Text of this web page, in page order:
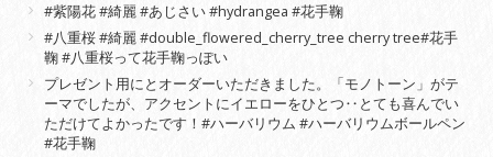
#紫陽花 #綺麗 #あじさい #hydrangea #花手鞠
#八重桜 #綺麗 #double_flowered_cherry_tree cherry tree#花手
鞠 #八重桜って花手鞠っぽい
プレゼント用にとオーダーいただきました。「モノトーン」がテ
ーマでしたが、アクセントにイエローをひとつ‥とても喜んでい
ただけてよかったです！#ハーバリウム #ハーバリウムボールペン
#花手鞠